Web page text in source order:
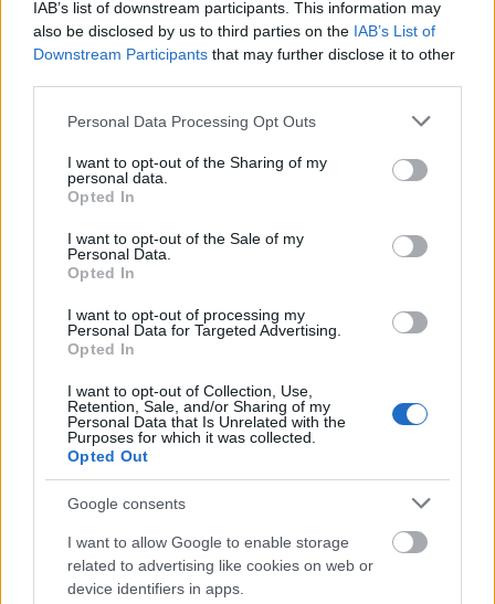
IAB’s list of downstream participants. This information may
also be disclosed by us to third parties on the IAB’s List of
Downstream Participants that may further disclose it to other
Please note that this website/app uses one or more Google
not limited to your visit or usage behaviour. You may click to
grant or deny consent to Google and its third-party tags to
use your data for below specified purposes in below Google
consent section.
Personal Data Processing Opt Outs
I want to opt-out of the Sharing of my
personal data.
Opted In
I want to opt-out of the Sale of my
Personal Data.
Opted In
I want to opt-out of processing my
Personal Data for Targeted Advertising.
Opted In
I want to opt-out of Collection, Use,
Retention, Sale, and/or Sharing of my
Personal Data that Is Unrelated with the
Purposes for which it was collected.
Opted Out
Google consents
I want to allow Google to enable storage
related to advertising like cookies on web or
device identifiers in apps.
eszköz az érzések közvetítésére. Így követhet egy
kifejezetten mechanikus, indusztriális alapú dalt egy
hétperces, lényegében végig ugyanazt az akkordkört
gyakorlatilag szinte bármi előfordulhat, a
táncolható, sampleres alapú ritmusoktól a post
rockos, torzítatlan gitárokkal előadott részekig.
felfedeznivalót, a zenei élménynek pedig a kitűnő,
letisztult, de erőteljes hangzás sem áll útjában. Mivel
magam részéről csak néhány olyan momentumot
említenék meg, amelyek már az első pár hallgatás
egészen szimpla kezdésű, gyönyörűen felépített,
melankolikus Last Resort mellett hasonlóan szép
pillanatokat tartogat a Building the Ship of Theseus,
amelyben valahol mélyen a kései David Bowie-dalok
hipnotizáló gitárdallamra épülő, katartikus Night
Vision,
amire az album egészét vokálisan is egyedülálló
karakterrel felruházó Asgeir Hatlen énekes nem